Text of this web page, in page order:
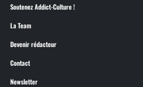
Soutenez Addict-Culture !
La Team
Devenir rédacteur
Contact
Newsletter